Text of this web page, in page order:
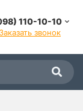
110-10-10
Заказать звонок